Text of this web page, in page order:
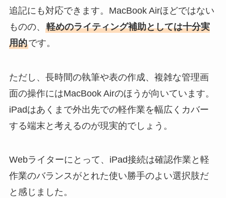
追記にも対応できます。MacBook Airほどではない
ものの、 軽めのライティング補助としては十分実
用的です。
ただし、長時間の執筆や表の作成、複雑な管理画
面の操作にはMacBook Airのほうが向いています。
iPadはあくまで外出先での軽作業を幅広くカバー
する端末と考えるのが現実的でしょう。
Webライターにとって、iPad接続は確認作業と軽
作業のバランスがとれた使い勝手のよい選択肢だ
と感じました。